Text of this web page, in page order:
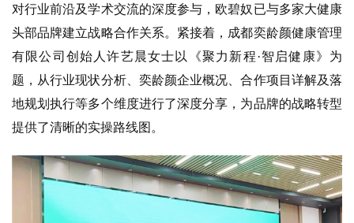
对行业前沿及学术交流的深度参与，欧碧奴已与多家大健康
头部品牌建立战略合作关系。紧接着，成都奕龄颜健康管理
有限公司创始人许艺晨女士以《聚力新程·智启健康》为
题，从行业现状分析、奕龄颜企业概况、合作项目详解及落
地规划执行等多个维度进行了深度分享，为品牌的战略转型
提供了清晰的实操路线图。